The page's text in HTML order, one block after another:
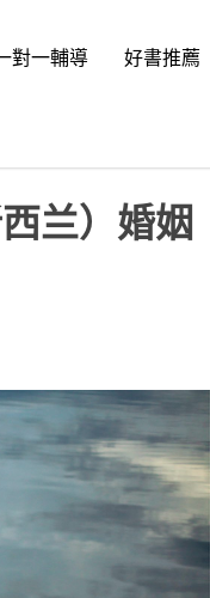
對一輔導 好書推薦
兰）婚姻